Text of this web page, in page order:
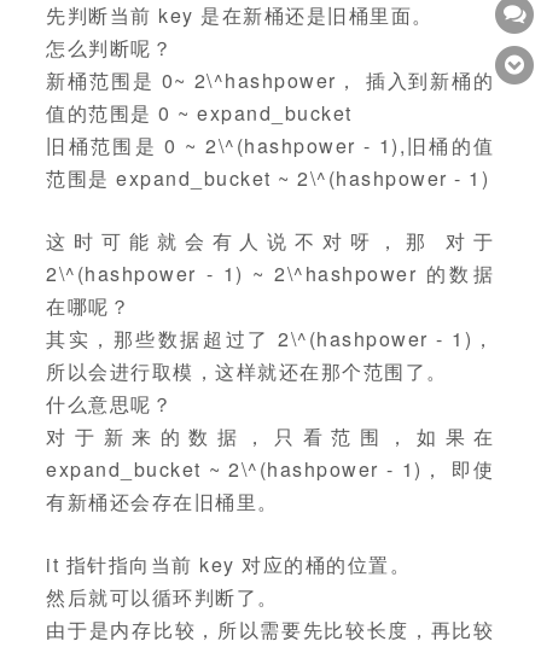
先判断当前 key 是在新桶还是旧桶里面。
怎么判断呢？
新桶范围是 0~ 2\^hashpower， 插入到新桶的
值的范围是 0 ~ expand_bucket
旧桶范围是 0 ~ 2\^(hashpower - 1),旧桶的值
范围是 expand_bucket ~ 2\^(hashpower - 1)
这时可能就会有人说不对呀，那 对于
2\^(hashpower - 1) ~ 2\^hashpower 的数据
在哪呢？
其实，那些数据超过了 2\^(hashpower - 1)，
所以会进行取模，这样就还在那个范围了。
什么意思呢？
对于新来的数据，只看范围，如果在
expand_bucket ~ 2\^(hashpower - 1)， 即使
有新桶还会存在旧桶里。
it 指针指向当前 key 对应的桶的位置。
然后就可以循环判断了。
由于是内存比较，所以需要先比较长度，再比较